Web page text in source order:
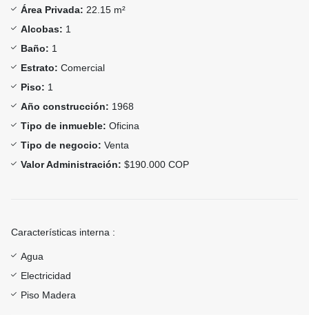
Área Privada: 22.15 m²
Alcobas: 1
Baño: 1
Estrato: Comercial
Piso: 1
Año construcción: 1968
Tipo de inmueble: Oficina
Tipo de negocio: Venta
Valor Administración: $190.000 COP
Características interna :
Agua
Electricidad
Piso Madera